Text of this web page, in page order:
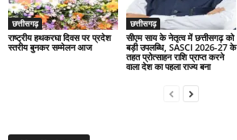
छत्तीसगढ़
राष्ट्रीय हथकरघा दिवस पर प्रदेश
स्तरीय बुनकर सम्मेलन आज
छत्तीसगढ़
सीएम साय के नेतृत्व में छत्तीसगढ़ को
बड़ी उपलब्धि, SASCI 2026-27 के
तहत प्रोत्साहन राशि प्राप्त करने
वाला देश का पहला राज्य बना